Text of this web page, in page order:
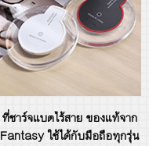
ที่ชาร์จแบตไร้สาย ของแท้จาก
Fantasy ใช้ได้กับมือถือทุกรุ่น